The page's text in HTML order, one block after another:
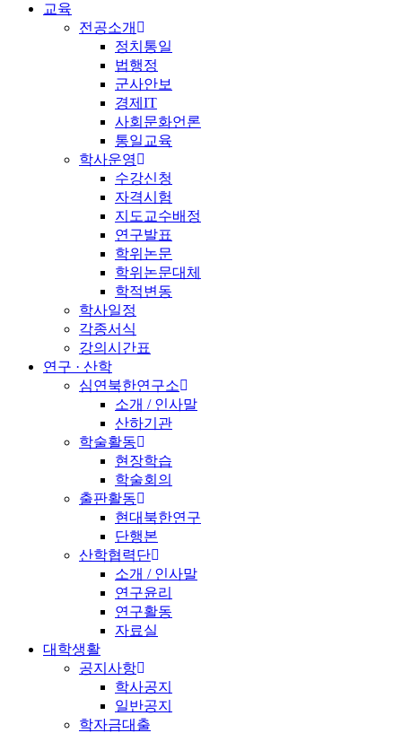
교육
전공소개
정치통일
법행정
군사안보
경제IT
사회문화언론
통일교육
학사운영
수강신청
자격시험
지도교수배정
연구발표
학위논문
학위논문대체
학적변동
학사일정
각종서식
강의시간표
연구 · 산학
심연북한연구소
소개 / 인사말
산하기관
학술활동
현장학습
학술회의
출판활동
현대북한연구
단행본
산학협력단
소개 / 인사말
연구윤리
연구활동
자료실
대학생활
공지사항
학사공지
일반공지
학자금대출